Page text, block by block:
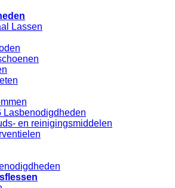
Lassen
Lasbenodigdheden
en reinigingsmiddelen